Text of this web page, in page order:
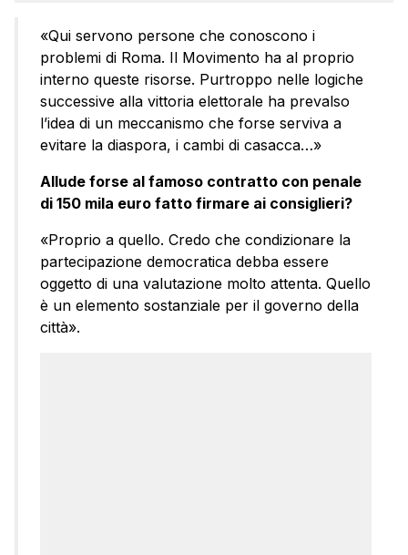
«Qui servono persone che conoscono i
problemi di Roma. Il Movimento ha al proprio
interno queste risorse. Purtroppo nelle logiche
successive alla vittoria elettorale ha prevalso
l’idea di un meccanismo che forse serviva a
evitare la diaspora, i cambi di casacca…»
Allude forse al famoso contratto con penale
di 150 mila euro fatto firmare ai consiglieri?
«Proprio a quello. Credo che condizionare la
partecipazione democratica debba essere
oggetto di una valutazione molto attenta. Quello
è un elemento sostanziale per il governo della
città».